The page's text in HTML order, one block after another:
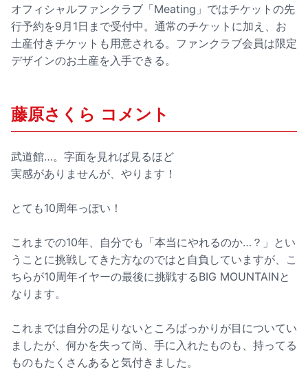
オフィシャルファンクラブ「Meating」ではチケットの先
行予約を9月1日まで受付中。通常のチケットに加え、お
土産付きチケットも用意される。ファンクラブ会員は限定
デザインのお土産を入手できる。
藤原さくら コメント
武道館…。字面を見れば見るほど
実感がありませんが、やります！
とても10周年っぽい！
これまでの10年、自分でも「本当にやれるのか…？」とい
うことに挑戦してきた方なのではと自負していますが、こ
ちらが10周年イヤーの最後に挑戦するBIG MOUNTAINと
なります。
これまでは自分の足りないところばっかりが目についてい
ましたが、何かを失って尚、手に入れたものも、持ってる
ものもたくさんあると気付きました。